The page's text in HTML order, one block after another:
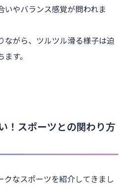
いやバランス感覚が問われま
ながら、ツルツル滑る様子は迫
す。
！スポーツとの関わり方
クなスポーツを紹介してきまし